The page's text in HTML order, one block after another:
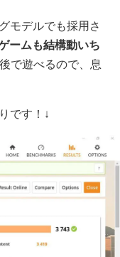
モデルでも採用さ
ームも結構動いち
で遊べるので、息
です！↓